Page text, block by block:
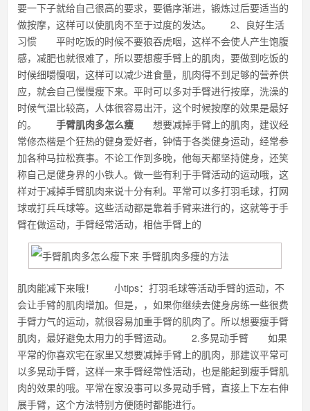
要一下子就给自己很高的要求，要循序渐进，锻炼过后要适当的
做按摩，这样可以使肌肉不至于过度的发达。 2、良好生活
习惯 平时吃饭的时候不要狼吞虎咽，这样不会使人产生饱腹
感，减肥也就很难了，所以要想瘦手臂上的肌肉，要做到吃饭的
时候细嚼慢咽，这样可以减少进食量，肌肉得不到足够的营养供
应，就会自己慢慢瘦下来。平时可以多对手臂进行按摩，洗澡的
时候气温比较高，人体很容易出汗，这个时候按摩的效果是最好
的。 手臂肌肉多怎么痩 想要减掉手臂上的肌肉，建议经
常修杰楷是个狂热的健身爱好者，钟情于各类健身运动，经常参
加各种马拉松赛事。不论工作到多晚，他每天都坚持健身，还笑
称自己是健身界的小铁人。做一些有利于手臂活动的运动哦，这
样对于减掉手臂肌肉来说十分有利。平常可以多打羽毛球，打网
球或打兵乓球等。这些活动都是靠着手臂来进行的，这就等于手
臂在做运动，手臂经常活动，相信手臂上的
肌肉能减下来哦！ 小tips：打羽毛球等活动手臂的运动，不
会让手臂的肌肉增加。但是，，如果你继续去健身房练一些很费
手臂力气的运动，就很容易加重手臂的肌肉了。所以想要瘦手臂
肌肉，最好避免太用力的手臂运动。 2.多晃动手臂 如果
平常的你喜欢宅在家里又想要减掉手臂上的肌肉，那建议平常可
以多晃动手臂，这样一来手臂经常性活动，也是能起到瘦手臂肌
肉的效果的哦。平常在家没事可以多晃动手臂，直接上下左右伸
展手臂，这个方法特别方便随时都能进行。